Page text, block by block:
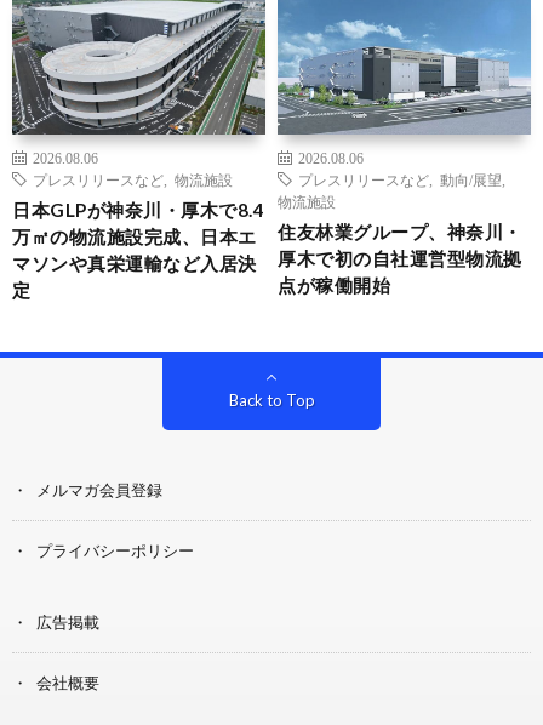
2026.08.06
プレスリリースなど
物流施設
日本GLPが神奈川・厚木で8.4
万㎡の物流施設完成、日本エ
マソンや真栄運輸など入居決
定
2026.08.06
プレスリリースなど
動向/展望
物流施設
住友林業グループ、神奈川・
厚木で初の自社運営型物流拠
点が稼働開始
Back to Top
メルマガ会員登録
プライバシーポリシー
広告掲載
会社概要